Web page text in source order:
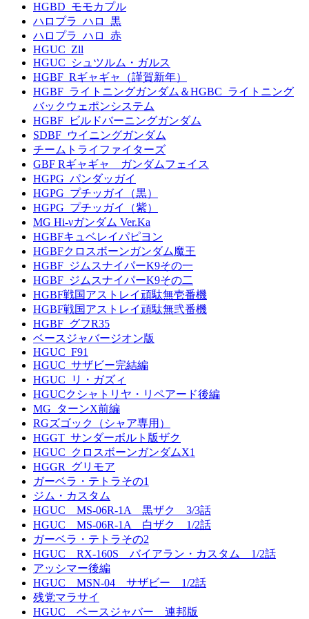
HGBD_モモカプル
ハロプラ_ハロ_黒
ハロプラ_ハロ_赤
HGUC_Zll
HGUC_シュツルム・ガルス
HGBF_Rギャギャ（謹賀新年）
HGBF_ライトニングガンダム＆HGBC_ライトニング
バックウェポンシステム
HGBF_ビルドバーニングガンダム
SDBF_ウイニングガンダム
チームトライファイターズ
GBF Rギャギャ ガンダムフェイス
HGPG_パンダッガイ
HGPG_プチッガイ（黒）
HGPG_プチッガイ（紫）
MG Hi-νガンダム Ver.Ka
HGBFキュベレイパピヨン
HGBFクロスボーンガンダム魔王
HGBF_ジムスナイパーK9その一
HGBF_ジムスナイパーK9その二
HGBF戦国アストレイ頑駄無壱番機
HGBF戦国アストレイ頑駄無弐番機
HGBF_グフR35
ベースジャバージオン版
HGUC_F91
HGUC_サザビー完結編
HGUC_リ・ガズィ
HGUCクシャトリヤ・リペアード後編
MG_ターンX前編
RGズゴック（シャア専用）
HGGT_サンダーボルト版ザク
HGUC_クロスボーンガンダムX1
HGGR_グリモア
ガーベラ・テトラその1
ジム・カスタム
HGUC MS-06R-1A 黒ザク 3/3話
HGUC MS-06R-1A 白ザク 1/2話
ガーベラ・テトラその2
HGUC RX-160S バイアラン・カスタム 1/2話
アッシマー後編
HGUC MSN-04 サザビー 1/2話
残党マラサイ
HGUC ベースジャバー 連邦版